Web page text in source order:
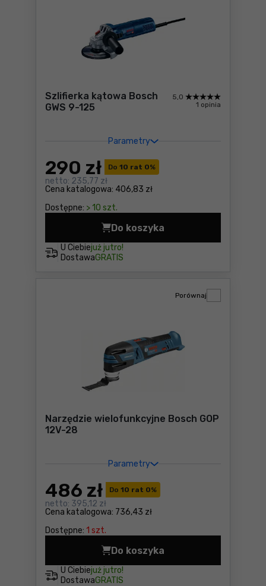
Szlifierka kątowa Bosch
GWS 9-125
Parametry
5,0
1 opinia
Do 10 rat 0%
Cena katalogowa: 406,83 zł
290 zł
netto: 235,77 zł
Dostępne: > 10 szt.
U Ciebiejuż jutro!
DostawaGRATIS
Do koszyka
Szlifierka kątowa Bosch
Narzędzie wielofunkcyjne Bosch GOP
12V-28
Parametry
Do 10 rat 0%
Cena katalogowa: 736,43 zł
486 zł
netto: 395,12 zł
Dostępne: 1 szt.
Porównaj
U Ciebiejuż jutro!
DostawaGRATIS
Do koszyka
Narzędzie wielofunkcyjne